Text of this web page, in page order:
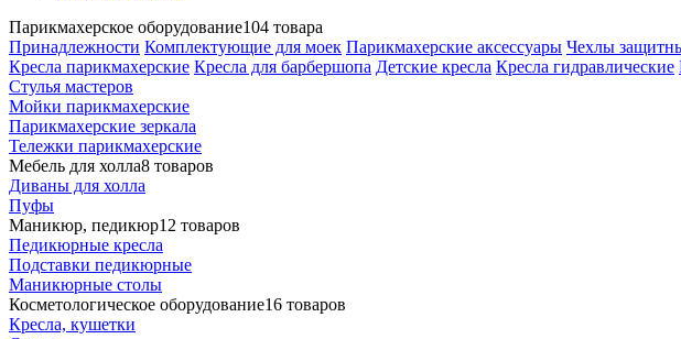
Парикмахерское оборудование104 товара
Принадлежности Комплектующие для моек Парикмахерские аксессуары Чехлы
Кресла парикмахерские Кресла для барбершопа Детские кресла Кресла гидравлические
Стулья мастеров
Мойки парикмахерские
Парикмахерские зеркала
Тележки парикмахерские
Мебель для холла8 товаров
Диваны для холла
Пуфы
Маникюр, педикюр12 товаров
Педикюрные кресла
Подставки педикюрные
Маникюрные столы
Косметологическое оборудование16 товаров
Кресла, кушетки